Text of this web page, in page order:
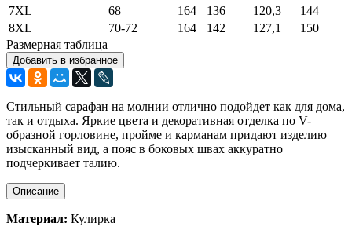
7XL
68 164 136 120,3
144
8XL
70-72 164 142 127,1
150
Размерная таблица
Добавить в избранное
Стильный сарафан на молнии отлично подойдет как для дома,
так и отдыха. Яркие цвета и декоративная отделка по V-
образной горловине, пройме и карманам придают изделию
изысканный вид, а пояс в боковых швах аккуратно
подчеркивает талию.
Описание
Материал: Кулирка